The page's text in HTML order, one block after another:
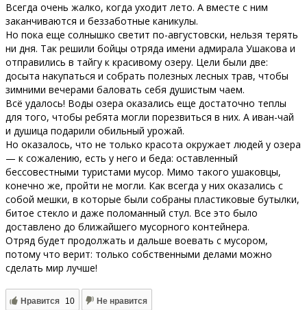
Всегда очень жалко, когда уходит лето. А вместе с ним
заканчиваются и беззаботные каникулы.
Но пока еще солнышко светит по-августовски, нельзя терять
ни дня. Так решили бойцы отряда имени адмирала Ушакова и
отправились в тайгу к красивому озеру. Цели были две:
досыта накупаться и собрать полезных лесных трав, чтобы
зимними вечерами баловать себя душистым чаем.
Всё удалось! Воды озера оказались еще достаточно теплы
для того, чтобы ребята могли порезвиться в них. А иван-чай
и душица подарили обильный урожай.
Но оказалось, что не только красота окружает людей у озера
— к сожалению, есть у него и беда: оставленный
бессовестными туристами мусор. Мимо такого ушаковцы,
конечно же, пройти не могли. Как всегда у них оказались с
собой мешки, в которые были собраны пластиковые бутылки,
битое стекло и даже поломанный стул. Все это было
доставлено до ближайшего мусорного контейнера.
Отряд будет продолжать и дальше воевать с мусором,
потому что верит: только собственными делами можно
сделать мир лучше!
Нравится 10 Не нравится